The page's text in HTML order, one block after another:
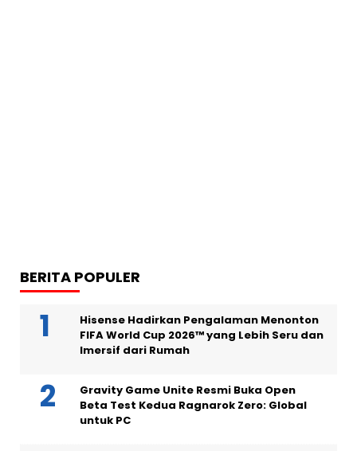
BERITA POPULER
Hisense Hadirkan Pengalaman Menonton
FIFA World Cup 2026™ yang Lebih Seru dan
Imersif dari Rumah
Gravity Game Unite Resmi Buka Open
Beta Test Kedua Ragnarok Zero: Global
untuk PC